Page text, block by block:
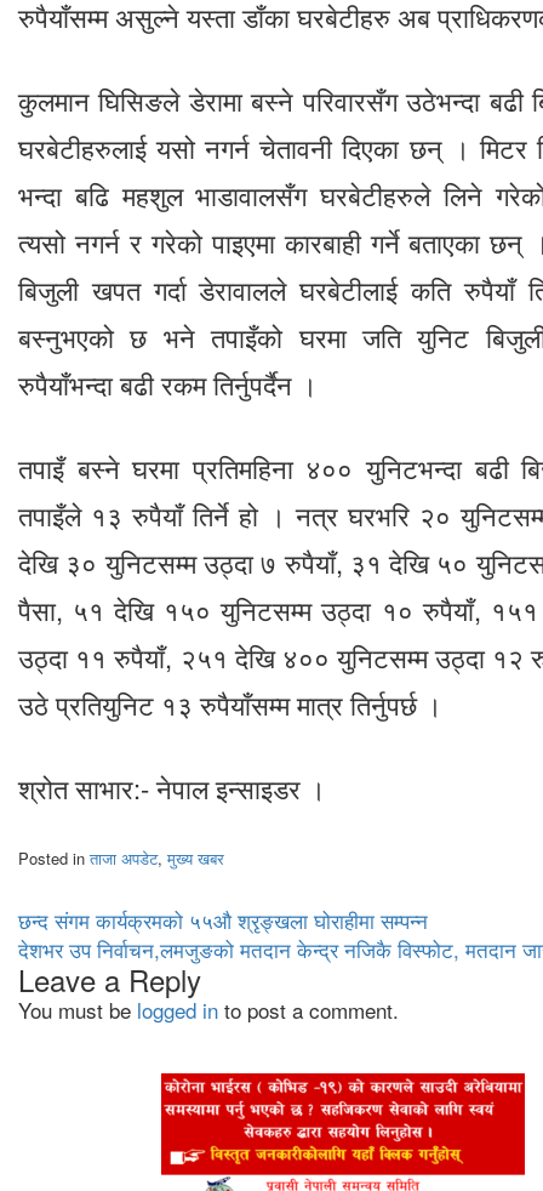
रुपैयाँसम्म असुल्ने यस्ता डाँका घरबेटीहरु अब
कुलमान घिसिङले डेरामा बस्ने परिवारसँग उठेभन्दा
घरबेटीहरुलाई यसो नगर्न चेतावनी दिएका छन् । मिटर
भन्दा बढि महशुल भाडावालसँग घरबेटीहरुले लिने
त्यसो नगर्न र गरेको पाइएमा कारबाही गर्ने बताएका
बिजुली खपत गर्दा डेरावालले घरबेटीलाई कति रुपैयाँ
बस्नुभएको छ भने तपाइँको घरमा जति युनिट
रुपैयाँभन्दा बढी रकम तिर्नुपर्दैन ।
तपाइँ बस्ने घरमा प्रतिमहिना ४०० युनिटभन्दा बढी
तपाइँले १३ रुपैयाँ तिर्ने हो । नत्र घरभरि २०
देखि ३० युनिटसम्म उठ्दा ७ रुपैयाँ, ३१ देखि ५०
पैसा, ५१ देखि १५० युनिटसम्म उठ्दा १० रुपैयाँ,
उठ्दा ११ रुपैयाँ, २५१ देखि ४०० युनिटसम्म उठ्दा १२
उठे प्रतियुनिट १३ रुपैयाँसम्म मात्र तिर्नुपर्छ ।
श्रोत साभार:- नेपाल इन्साइडर ।
Posted inताजा अपडेट,मुख्य खबर
Post
navigation
छन्द संगम कार्यक्रमको ५५औ श्रृङ्खला घोराहीमा सम्पन्न
देशभर उप निर्वाचन,लमजुङको मतदान केन्द्र नजिकै विस्फोट, मतदान
Leave a Reply
You must be logged in to post a comment.